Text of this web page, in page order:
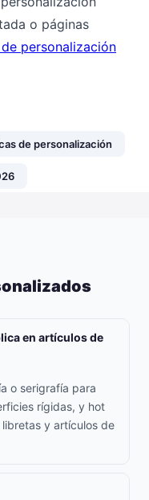
o páginas
personalización
de personalización
en artículos de
o serigrafía para
rígidas, y hot
y artículos de